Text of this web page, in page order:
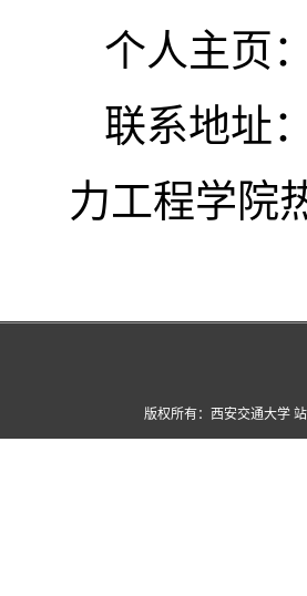
个人主页
联系地址
力工程学院
版权所有：西安交通大学